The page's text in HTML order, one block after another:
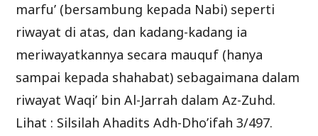
marfu’ (bersambung kepada Nabi) seperti
riwayat di atas, dan kadang-kadang ia
meriwayatkannya secara mauquf (hanya
sampai kepada shahabat) sebagaimana dalam
riwayat Waqi’ bin Al-Jarrah dalam Az-Zuhd.
Lihat : Silsilah Ahadits Adh-Dho’ifah 3/497.